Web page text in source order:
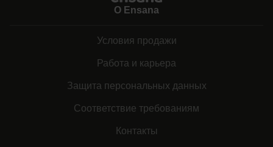
О Ensana
Условия продажи
Работа и карьера
Защита персональных данных
Соответствие требованиям
Контакты